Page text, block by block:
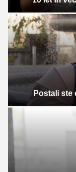
Postali ste